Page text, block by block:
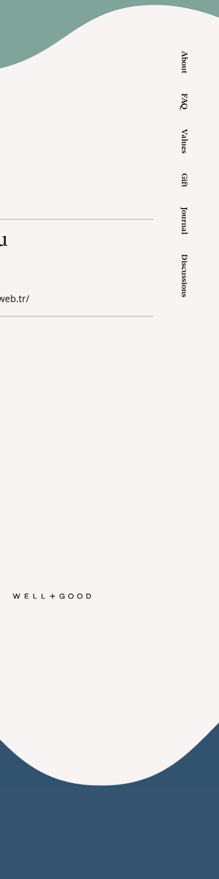
About
FAQ
Values
Gift
Journal
Discussions